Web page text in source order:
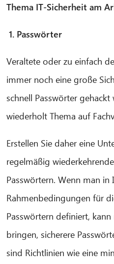
Thema IT-Sicherheit am
1. Passwörter
Veraltete oder zu einfach
immer noch eine große
schnell Passwörter
wiederholt Thema auf
Erstellen Sie daher eine
regelmäßig
Passwörtern. Wenn man in
Rahmenbedingungen für
Passwörtern definiert,
bringen, sicherere
sind Richtlinien wie eine
CIB AI ChatBot
Olá! O que posso fazer por si?